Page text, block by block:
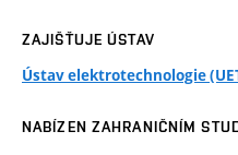
ZAJIŠŤUJE ÚSTAV
Ústav elektrotechnologie
NABÍZEN ZAHRANIČNÍM